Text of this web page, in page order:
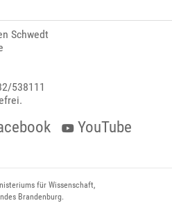
Schwedt
538111
YouTube
für Wissenschaft,
Brandenburg.